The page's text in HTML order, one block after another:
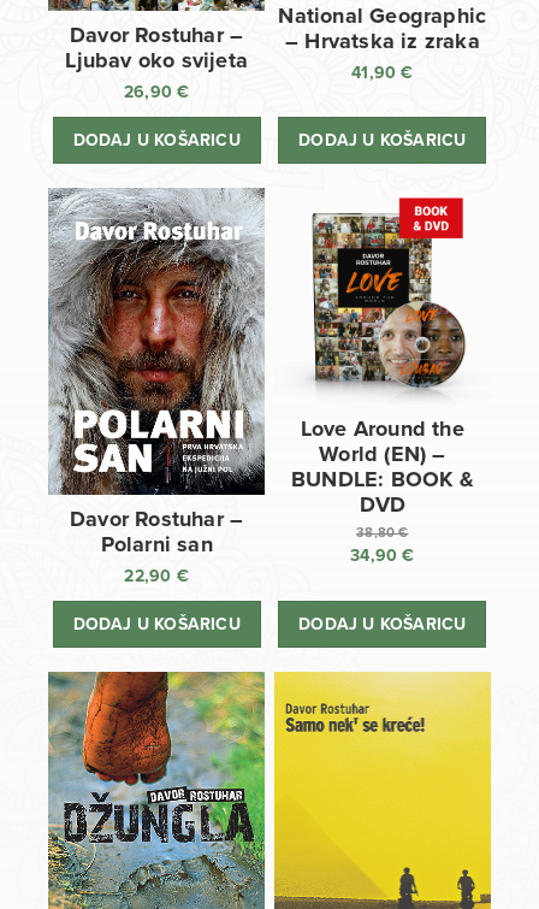
Davor Rostuhar –
Ljubav oko svijeta
26,90€
DODAJ U KOŠARICU
National Geographic
– Hrvatska iz zraka
41,90€
DODAJ U KOŠARICU
Davor Rostuhar –
Polarni san
22,90 €
DODAJ U KOŠARICU
Love Around the
World (EN) –
BUNDLE: BOOK &
DVD
38,80€
Izvorna
bila
34,90€
cijena
DODAJ U KOŠARICU